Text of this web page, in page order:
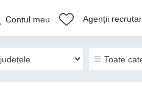
Contul meu Agenții